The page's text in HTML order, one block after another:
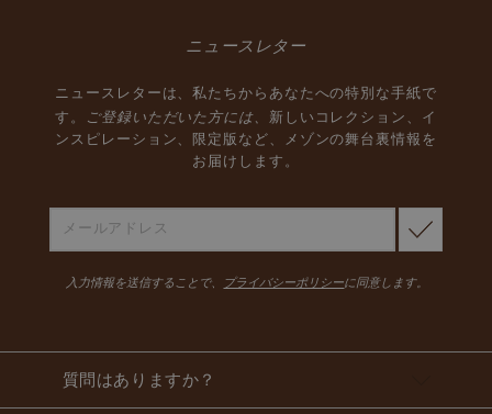
ニュースレター
ニュースレターは、私たちからあなたへの特別な手紙で
す。
ご登録いただいた方には、 新しいコレクション、イ
ンスピレーション、限定版など、メゾンの舞台裏情報を
お届けします。
入力情報を送信することで、 プライバシーポリシーに同意します。
質問はありますか？